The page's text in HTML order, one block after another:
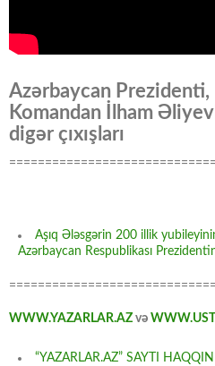
Azərbaycan
Komandan İlham
digər çıxışları
Aşıq Ələsgərin 200 illik
Azərbaycan Respublikası
WWW.YAZARLAR.AZ və
“YAZARLAR.AZ” SAYTI